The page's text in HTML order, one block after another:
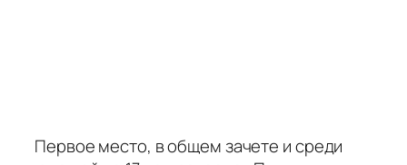
Первое место, в общем зачете и среди